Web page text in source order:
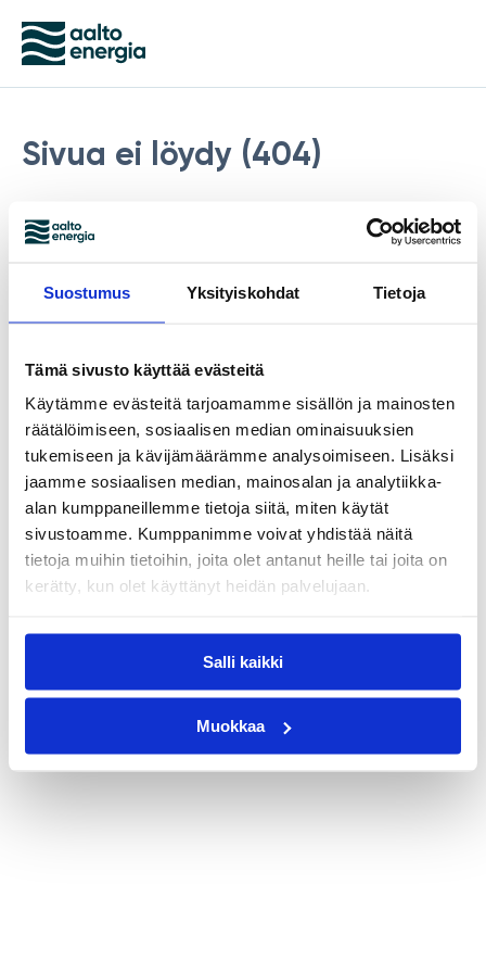
Suostumus Yksityiskohdat Tietoja
Tämä sivusto käyttää evästeitä
Käytämme evästeitä tarjoamamme sisällön ja mainosten
räätälöimiseen, sosiaalisen median ominaisuuksien
tukemiseen ja kävijämäärämme analysoimiseen. Lisäksi
jaamme sosiaalisen median, mainosalan ja analytiikka-
alan kumppaneillemme tietoja siitä, miten käytät
sivustoamme. Kumppanimme voivat yhdistää näitä
tietoja muihin tietoihin, joita olet antanut heille tai joita on
kerätty, kun olet käyttänyt heidän palvelujaan.
Salli kaikki
Muokkaa
Sivua ei löydy (404)
Virhe koodi not_found.
www.aaltoenergia.com